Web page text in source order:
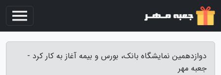
دوازدهمین نمایشگاه بانک، بورس و بیمه آغاز به کار کرد -
جعبه مهر